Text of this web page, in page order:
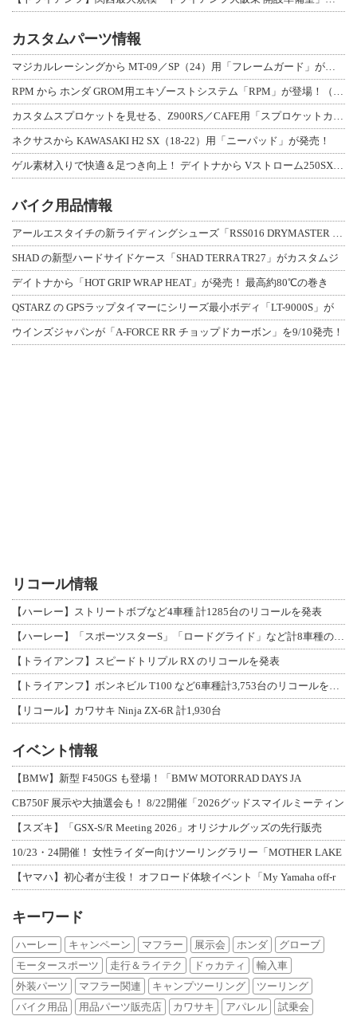
カスタムパーツ情報
ネクサスから KAWASAKI H2 SX（18-22）用「ニーパッド」が発売！
バイク用品情報
SHAD の新型ハードサイドケース「SHAD TERRA TR27」がカスタムジ
デイトナから「HOT GRIP WRAP HEAT」が発売！ 最高約80℃の巻き
QSTARZ の GPSラップタイマーにシリーズ最小ボディ「LT-9000S」が
ウインズジャパンが「A-FORCE RR チョップドカーボン」を9/10発売！
リコール情報
【ハーレー】ストリートボブなど4車種 計1285台のリコールを発表
【トライアンフ】スピードトリプル RX のリコールを発表
【リコール】カワサキ Ninja ZX-6R 計1,930台
イベント情報
【BMW】新型 F450GS も登場！「BMW MOTORRAD DAYS JA
CB750F 展示や大抽選会も！ 8/22開催「2026グッドスマイルミーティン
【スズキ】「GSX-S/R Meeting 2026」オリジナルグッズの先行販売
10/23・24開催！ 女性ライダー向けツーリングラリー「MOTHER LAKE
【ヤマハ】初心者が主役！ オフロード体験イベント「My Yamaha off-r
キーワード
ハーレー キャンペーン マフラー 展示会 ホンダ
グローブ
モータースポーツ
走行＆ライテク ドゥカティ
輸入車
外装パーツ
マフラー関連 キャンプツーリング
ツーリング
バイク用品
用品パーツ販売店 カワサキ アパレル 試乗会